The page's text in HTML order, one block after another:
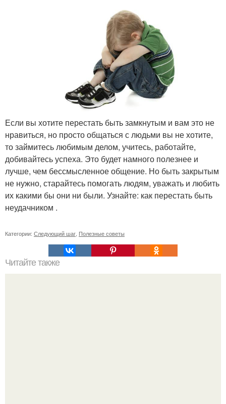
Если вы хотите перестать быть замкнутым и вам это не
нравиться, но просто общаться с людьми вы не хотите,
то займитесь любимым делом, учитесь, работайте,
добивайтесь успеха. Это будет намного полезнее и
лучше, чем бессмысленное общение. Но быть закрытым
не нужно, старайтесь помогать людям, уважать и любить
их какими бы они ни были. Узнайте: как перестать быть
неудачником .
Категории: Следующий шаг Полезные советы
Читайте также